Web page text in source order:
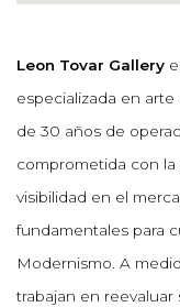
Leon Tovar Gallery
especializada en
de 30 años de
comprometida con
visibilidad en el
fundamentales para
Modernismo. A
trabajan en reevaluar